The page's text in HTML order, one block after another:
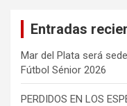
Entradas
Mar del Plata será
Fútbol Sénior 2026
PERDIDOS EN LOS